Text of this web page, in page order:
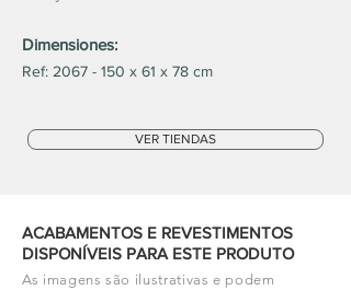
Dimensiones:
Ref: 2067 - 150 x 61 x 78 cm
VER TIENDAS
ACABAMENTOS E REVESTIMENTOS
DISPONÍVEIS PARA ESTE PRODUTO
As imagens são ilustrativas e podem